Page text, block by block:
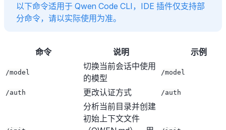
以下命令适用于 Qwen Code CLI，IDE 插件仅支持部
分命令，请以实际使用为准。
命令 说明 示例
/model
切换当前会话中使用
的模型
/model
/auth 更改认证方式 /auth
分析当前目录并创建
初始上下文文件